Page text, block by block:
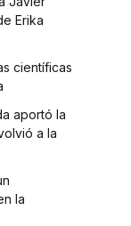
Erika
científicas
aportó la
a la
la